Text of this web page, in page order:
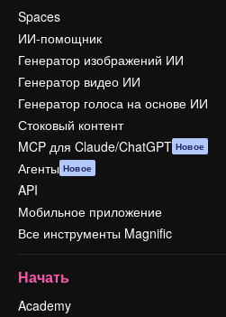
Spaces
ИИ-помощник
Генератор изображений ИИ
Генератор видео ИИ
Генератор голоса на основе ИИ
Стоковый контент
MCP для Claude/ChatGPT Новое
Агенты Новое
API
Мобильное приложение
Все инструменты Magnific
Начать
Academy